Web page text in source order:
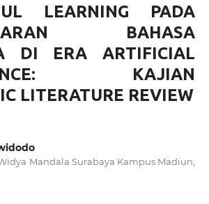
LEARNING PADA
BAHASA
DI ERA ARTIFICIAL
KAJIAN
LITERATURE REVIEW
Mandala Surabaya Kampus Madiun,